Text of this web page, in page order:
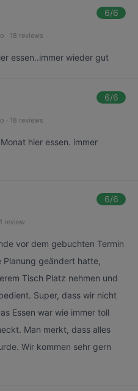
6/6
· 18 reviews
essen..immer wieder gut
6/6
· 18 reviews
hier essen. immer
6/6
1 review
vor dem gebuchten Termin
Planung geändert hatte,
Tisch Platz nehmen und
Super, dass wir nicht
Essen war wie immer toll
Man merkt, dass alles
Wir kommen sehr gern